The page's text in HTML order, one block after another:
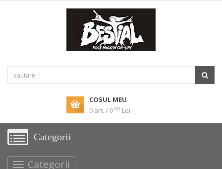
COSUL MEU
0 art. / 0 00 Lei
Categorii
Categorii